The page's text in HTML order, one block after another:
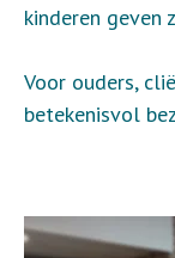
kinderen geven
Voor ouders,
betekenisvol